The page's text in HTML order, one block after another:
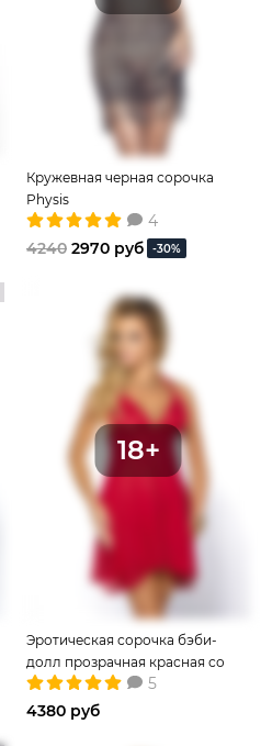
Кружевная черная сорочка
Physis
4
4240 2970 руб -30%
Эротическая сорочка бэби-
долл прозрачная красная со
стрингами
5
4380 руб